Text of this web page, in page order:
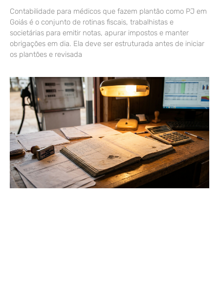
Contabilidade para médicos que fazem plantão como PJ em
Goiás é o conjunto de rotinas fiscais, trabalhistas e
societárias para emitir notas, apurar impostos e manter
obrigações em dia. Ela deve ser estruturada antes de iniciar
os plantões e revisada